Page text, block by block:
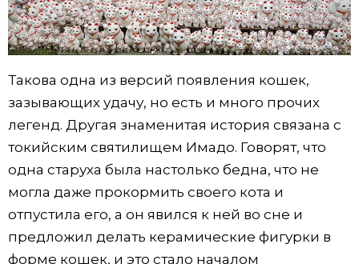
Такова одна из версий появления кошек,
зазывающих удачу, но есть и много прочих
легенд. Другая знаменитая история связана с
токийским святилищем Имадо. Говорят, что
одна старуха была настолько бедна, что не
могла даже прокормить своего кота и
отпустила его, а он явился к ней во сне и
предложил делать керамические фигурки в
форме кошек, и это стало началом